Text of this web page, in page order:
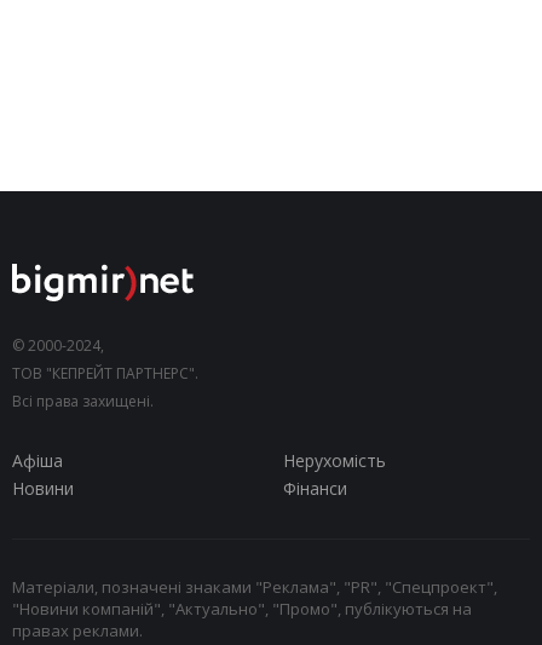
© 2000-2024,
ТОВ "КЕПРЕЙТ ПАРТНЕРС".
Всі права захищені.
Афіша
Нерухомість
Новини
Фінанси
Матеріали, позначені знаками "Реклама", "PR", "Спецпроект",
"Новини компаній", "Актуально", "Промо", публікуються на
правах реклами.